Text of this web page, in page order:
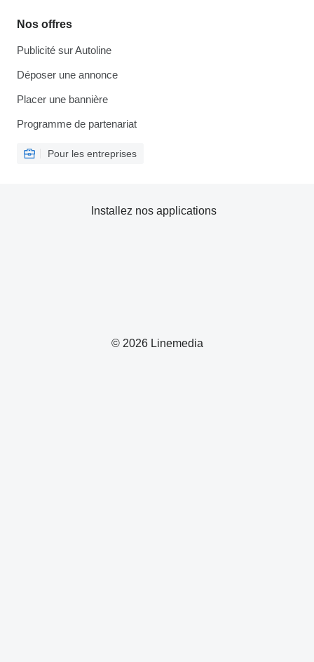
Nos offres
Publicité sur Autoline
Déposer une annonce
Placer une bannière
Programme de partenariat
Pour les entreprises
© 2026 Linemedia
Installez nos applications